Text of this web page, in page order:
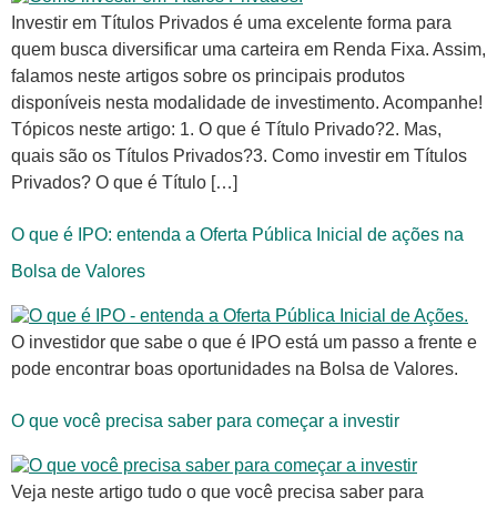
Investir em Títulos Privados é uma excelente forma para
quem busca diversificar uma carteira em Renda Fixa. Assim,
falamos neste artigos sobre os principais produtos
disponíveis nesta modalidade de investimento. Acompanhe!
Tópicos neste artigo: 1. O que é Título Privado?2. Mas,
quais são os Títulos Privados?3. Como investir em Títulos
Privados? O que é Título […]
O que é IPO: entenda a Oferta Pública Inicial de ações na
Bolsa de Valores
O investidor que sabe o que é IPO está um passo a frente e
pode encontrar boas oportunidades na Bolsa de Valores.
O que você precisa saber para começar a investir
Veja neste artigo tudo o que você precisa saber para